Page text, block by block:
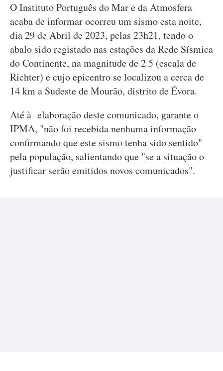
O Instituto Português do Mar e da Atmosfera
acaba de informar ocorreu um sismo esta noite,
dia 29 de Abril de 2023, pelas 23h21, tendo o
abalo sido registado nas estações da Rede Sísmica
do Continente, na magnitude de 2.5 (escala de
Richter) e cujo epicentro se localizou a cerca de
14 km a Sudeste de Mourão, distrito de Évora.
Até à elaboração deste comunicado, garante o
IPMA, "não foi recebida nenhuma informação
confirmando que este sismo tenha sido sentido"
pela população, salientando que "se a situação o
justificar serão emitidos novos comunicados".